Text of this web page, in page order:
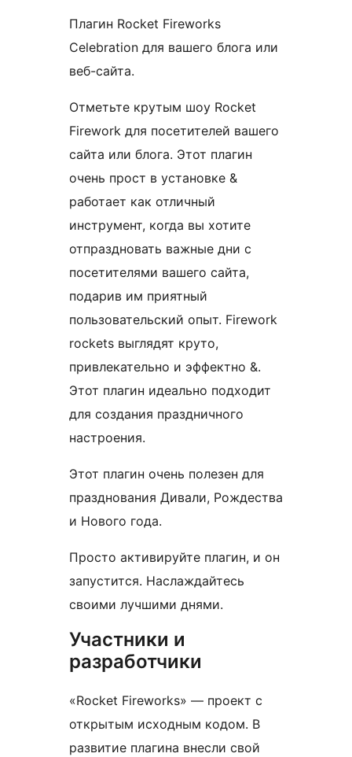
Плагин Rocket Fireworks
Celebration для вашего блога или
веб-сайта.
Отметьте крутым шоу Rocket
Firework для посетителей вашего
сайта или блога. Этот плагин
очень прост в установке &
работает как отличный
инструмент, когда вы хотите
отпраздновать важные дни с
посетителями вашего сайта,
подарив им приятный
пользовательский опыт. Firework
rockets выглядят круто,
привлекательно и эффектно &.
Этот плагин идеально подходит
для создания праздничного
настроения.
Этот плагин очень полезен для
празднования Дивали, Рождества
и Нового года.
Просто активируйте плагин, и он
запустится. Наслаждайтесь
своими лучшими днями.
Участники и
разработчики
«Rocket Fireworks» — проект с
открытым исходным кодом. В
развитие плагина внесли свой